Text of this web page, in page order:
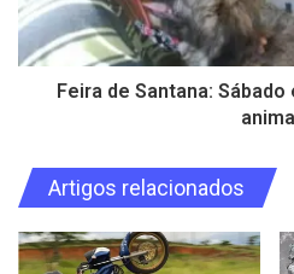
Feira de Santana:
Artigos relacionados